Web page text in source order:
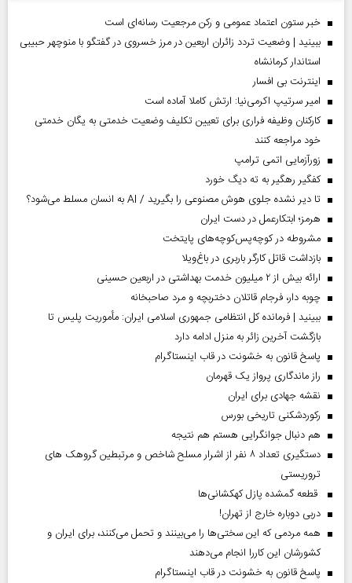
خبر ستون اعتماد عمومی و رکن مرجعیت رسانه‌ای است
ببینید | وضعیت تردد زائران اربعین در مرز خسروی در گفتگو با منوچهر حبیبی
استاندار کرمانشاه
اینترنت بی افسار
امیر سرتیپ اکرمی‌نیا: ارتش کاملا آماده است
کارکنان وظیفه فراری برای تعیین تکلیف وضعیت خدمتی به یگان خدمتی
خود مراجعه کنند
زورآزمایی اتمی ترامپ
کفگیر رهگیر به ته دیگ خورد
تا دیر نشده جلوی هوش مصنوعی را بگیرید / AI به انسان مسلط می‌شود؟
هرمز؛ ابتکارعمل در دست ایران
مشروطه در کوچه‌پس‌کوچه‌های پایتخت
بازداشت قاتل کارگر باربری در باغ‌ویلا
ارائه بیش از ۲ میلیون خدمت بهداشتی در اربعین حسینی
چوبه دار، فرجام قاتلان دختربچه و مرد صاحبخانه
ببینید | فرمانده کل انتظامی جمهوری اسلامی ایران­: مأموریت پلیس تا
بازگشت آخرین زائر به منزل ادامه دارد
پاسخ قانون به خشونت در قاب اینستاگرام
راز ماندگاری پرواز یک قهرمان
نقشه جهادی برای ایران
رکوردشکنی تاریخی بورس
هم دنبال جوانگرایی هستم هم نتیجه
دستگیری تعداد ۸ نفر از اشرار مسلح شاخص و مرتبطین گروهک های
تروریستی
قطعه گمشده پازل کهکشانی‌ها
دربی دوباره خارج از تهران!
همه مردمی که این سختی‌ها را می‌بینند و تحمل می‌کنند، برای ایران و
کشورشان این کاررا انجام می‌دهند
پاسخ قانون به خشونت در قاب اینستاگرام